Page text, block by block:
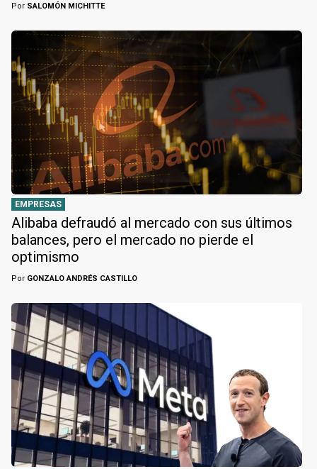
Por SALOMÓN MICHITTE
EMPRESAS
Alibaba defraudó al mercado con sus últimos
balances, pero el mercado no pierde el
optimismo
Por GONZALO ANDRÉS CASTILLO